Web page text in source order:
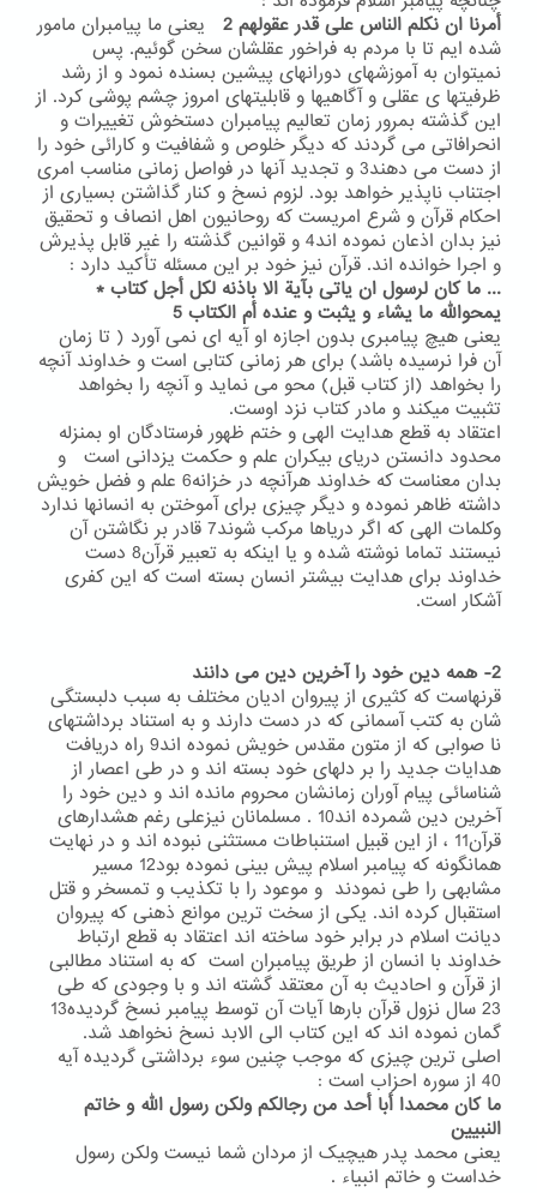
أمرنا ان نکلم الناس علی قدر عقولهم 2
یعنی ما پیامبران مامور
شده ایم تا با مردم به فراخور عقلشان سخن گوئیم. پس
نمیتوان به آموزشهای دورانهای پیشین بسنده نمود و از رشد
ظرفیتها ی عقلی و آگاهیها و قابلیتهای امروز چشم پوشی کرد. از
این گذشته بمرور زمان تعالیم پیامبران دستخوش تغییرات و
انحرافاتی می گردند که دیگر خلوص و شفافیت و کارائی خود را
از دست می دهند3 و تجدید آنها در فواصل زمانی مناسب امری
اجتناب ناپذیر خواهد بود. لزوم نسخ و کنار گذاشتن بسیاری از
احکام قرآن و شرع امریست که روحانیون اهل انصاف و تحقیق
نیز بدان اذعان نموده اند4 و قوانین گذشته را غیر قابل پذیرش
و اجرا خوانده اند. قرآن نیز خود بر این مسئله تأکید دارد :
... ما کان لرسول ان یاتی بآیة الا باذنه لکل أجل کتاب *
یمحوالله ما یشاء و یثبت و عنده أم الکتاب 5
یعنی هیچ پیامبری بدون اجازه او آیه ای نمی آورد ( تا زمان
آن فرا نرسیده باشد) برای هر زمانی کتابی است و خداوند آنچه
را بخواهد (از کتاب قبل) محو می نماید و آنچه را بخواهد
تثبیت میکند و مادر کتاب نزد اوست.
اعتقاد به قطع هدایت الهی و ختم ظهور فرستادگان او بمنزله
محدود دانستن دریای بیکران علم و حکمت یزدانی است و
بدان معناست که خداوند هرآنچه در خزانه6 علم و فضل خویش
داشته ظاهر نموده و دیگر چیزی برای آموختن به انسانها ندارد
وکلمات الهی که اگر دریاها مرکب شوند7 قادر بر نگاشتن آن
نیستند تماما نوشته شده و یا اینکه به تعبیر قرآن8 دست
خداوند برای هدایت بیشتر انسان بسته است که این کفری
آشکار است.
2- همه دین خود را آخرین دین می دانند
قرنهاست که کثیری از پیروان ادیان مختلف به سبب دلبستگی
شان به کتب آسمانی که در دست دارند و به استناد برداشتهای
نا صوابی که از متون مقدس خویش نموده اند9 راه دریافت
هدایات جدید را بر دلهای خود بسته اند و در طی اعصار از
شناسائی پیام آوران زمانشان محروم مانده اند و دین خود را
آخرین دین شمرده اند10 .
مسلمانان نیزعلی رغم هشدارهای
قرآن11 ، از این قبیل استنباطات مستثنی نبوده اند و در نهایت
همانگونه که پیامبر اسلام پیش بینی نموده بود12 مسیر
مشابهی را طی نمودند و موعود را با تکذیب و تمسخر و قتل
استقبال کرده اند. یکی از سخت ترین موانع ذهنی که پیروان
دیانت اسلام در برابر خود ساخته اند اعتقاد به قطع ارتباط
خداوند با انسان از طریق پیامبران است که به استناد مطالبی
از قرآن و احادیث به آن معتقد گشته اند و با وجودی که طی
23 سال نزول قرآن بارها آیات آن توسط پیامبر نسخ گردیده13
گمان نموده اند که این کتاب الی الابد نسخ نخواهد شد.
اصلی ترین چیزی که موجب چنین سوء برداشتی گردیده آیه
40 از سوره احزاب است :
ما کان محمدا أبا أحد من رجالکم ولکن رسول الله و خاتم
النبیین
یعنی محمد پدر هیچیک از مردان شما نیست ولکن رسول
خداست و خاتم انبیاء .